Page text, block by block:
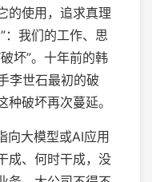
的使用，追求真理
：我们的工作、思
坏”。十年前的韩
李世石最初的破
破坏再次蔓延。
向大模型或AI应用
成、何时干成，没